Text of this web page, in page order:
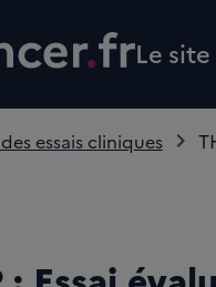
Le
essais cliniques